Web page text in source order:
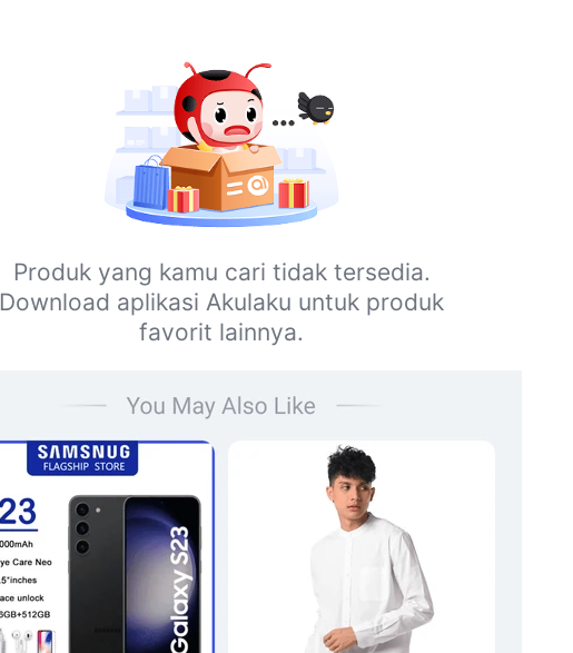
Produk yang kamu cari tidak tersedia.
Download aplikasi Akulaku untuk produk
favorit lainnya.